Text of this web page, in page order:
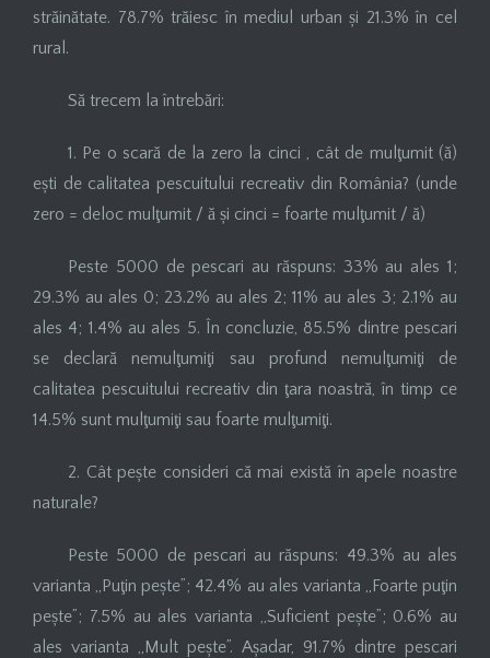
străinătate. 78.7% trăiesc în mediul urban și 21.3% în cel
rural.
Să trecem la întrebări:
1. Pe o scară de la zero la cinci , cât de mulţumit (ă)
ești de calitatea pescuitului recreativ din România? (unde
zero = deloc mulţumit / ă și cinci = foarte mulţumit / ă)
Peste 5000 de pescari au răspuns: 33% au ales 1;
29.3% au ales 0; 23.2% au ales 2; 11% au ales 3; 2.1% au
ales 4; 1.4% au ales 5. În concluzie, 85.5% dintre pescari
se declară nemulţumiţi sau profund nemulţumiţi de
calitatea pescuitului recreativ din ţara noastră, în timp ce
14.5% sunt mulţumiţi sau foarte mulţumiţi.
2. Cât pește consideri că mai există în apele noastre
naturale?
Peste 5000 de pescari au răspuns: 49.3% au ales
varianta „Puţin pește”; 42.4% au ales varianta „Foarte puţin
pește”; 7.5% au ales varianta „Suficient pește”; 0.6% au
ales varianta „Mult pește”. Așadar, 91.7% dintre pescari